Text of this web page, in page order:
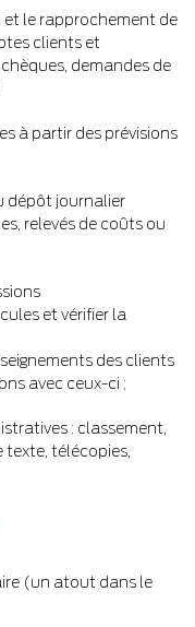
et le rapprochement de
clients et
demandes de
à partir des prévisions
dépôt journalier
relevés de coûts ou
et vérifier la
des clients
avec ceux-ci ;
: classement,
télécopies,
(un atout dans le